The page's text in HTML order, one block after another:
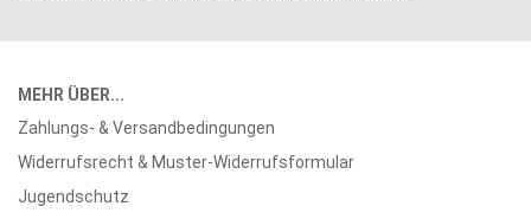
MEHR ÜBER...
Zahlungs- & Versandbedingungen
Widerrufsrecht & Muster-Widerrufsformular
Jugendschutz